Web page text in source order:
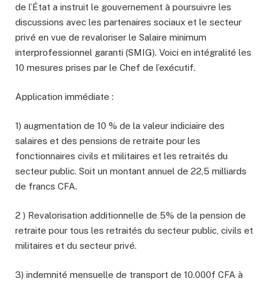
de l’État a instruit le gouvernement à poursuivre les
discussions avec les partenaires sociaux et le secteur
privé en vue de revaloriser le Salaire minimum
interprofessionnel garanti (SMIG). Voici en intégralité les
10 mesures prises par le Chef de l’exécutif.
Application immédiate :
1) augmentation de 10 % de la valeur indiciaire des
salaires et des pensions de retraite pour les
fonctionnaires civils et militaires et les retraités du
secteur public. Soit un montant annuel de 22,5 milliards
de francs CFA.
2 ) Revalorisation additionnelle de 5% de la pension de
retraite pour tous les retraités du secteur public, civils et
militaires et du secteur privé.
3) indemnité mensuelle de transport de 10.000f CFA à